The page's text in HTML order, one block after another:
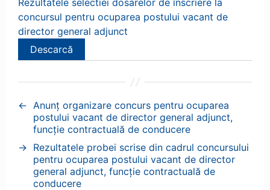
Rezultatele selectiei dosarelor de înscriere la
concursul pentru ocuparea postului vacant de
director general adjunct
Descarcă
← Anunț organizare concurs pentru ocuparea
postului vacant de director general adjunct,
funcție contractuală de conducere
→ Rezultatele probei scrise din cadrul concursului
pentru ocuparea postului vacant de director
general adjunct, funcție contractuală de
conducere